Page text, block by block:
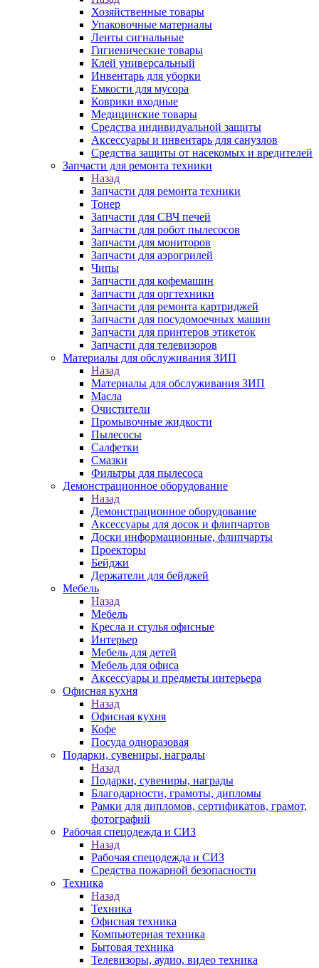
Хозяйственные товары
Упаковочные материалы
Ленты сигнальные
Гигиенические товары
Клей универсальный
Инвентарь для уборки
Емкости для мусора
Коврики входные
Медицинские товары
Средства индивидуальной защиты
Аксессуары и инвентарь для санузлов
Средства защиты от насекомых и вредителей
Запчасти для ремонта техники
Назад
Запчасти для ремонта техники
Тонер
Запчасти для СВЧ печей
Запчасти для робот пылесосов
Запчасти для мониторов
Запчасти для аэрогрилей
Чипы
Запчасти для кофемашин
Запчасти для оргтехники
Запчасти для ремонта картриджей
Запчасти для посудомоечных машин
Запчасти для принтеров этикеток
Запчасти для телевизоров
Материалы для обслуживания ЗИП
Назад
Материалы для обслуживания ЗИП
Масла
Очистители
Промывочные жидкости
Пылесосы
Салфетки
Смазки
Фильтры для пылесоса
Демонстрационное оборудование
Назад
Демонстрационное оборудование
Аксессуары для досок и флипчартов
Доски информационные, флипчарты
Проекторы
Бейджи
Держатели для бейджей
Мебель
Назад
Мебель
Кресла и стулья офисные
Интерьер
Мебель для детей
Мебель для офиса
Аксессуары и предметы интерьера
Офисная кухня
Назад
Офисная кухня
Кофе
Посуда одноразовая
Подарки, сувениры, награды
Назад
Подарки, сувениры, награды
Благодарности, грамоты, дипломы
Рамки для дипломов, сертификатов, грамот,
фотографий
Рабочая спецодежда и СИЗ
Назад
Рабочая спецодежда и СИЗ
Средства пожарной безопасности
Техника
Назад
Техника
Офисная техника
Компьютерная техника
Бытовая техника
Телевизоры, аудио, видео техника